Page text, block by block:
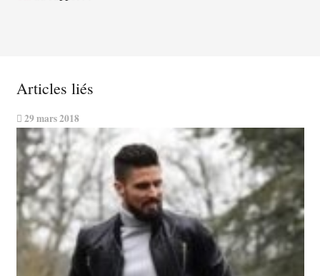
Articles liés
29 mars 2018